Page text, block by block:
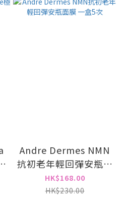
Andre Dermes NMN
抗初老年輕回彈安瓶面
膜 一盒5次
HK$168.00
HK$230.00